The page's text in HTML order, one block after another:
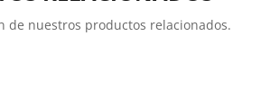
de nuestros productos relacionados.